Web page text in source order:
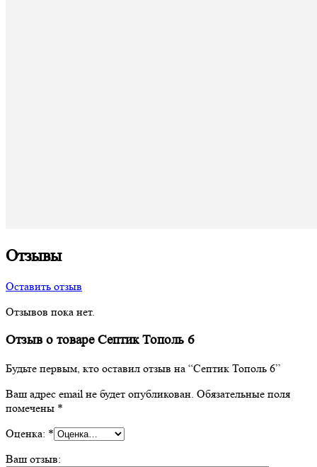
Отзывы
Оставить отзыв
Отзывов пока нет.
Отзыв о товаре Септик Тополь 6
Будьте первым, кто оставил отзыв на “Септик Тополь 6”
Ваш адрес email не будет опубликован. Обязательные поля
помечены *
Оценка: *
Ваш отзыв: